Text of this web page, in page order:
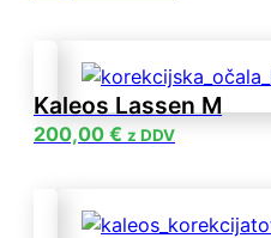
Kaleos Lassen M
200,00 € z DDV